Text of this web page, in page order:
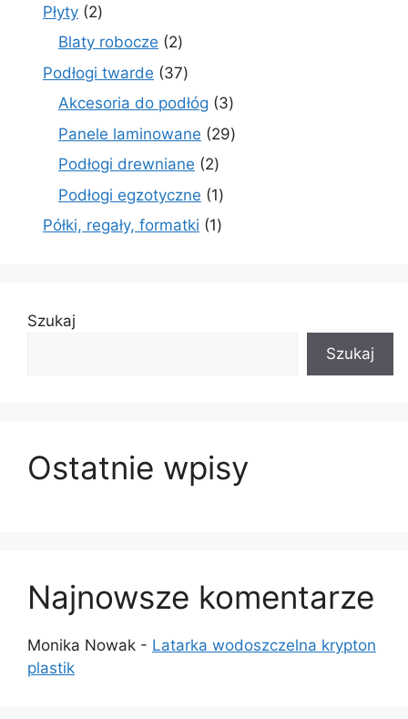
Płyty 22
produkty
Blaty robocze 22
produkty
Podłogi twarde 3737
produktów
Akcesoria do podłóg 33
produkty
Panele laminowane 2929
Podłogi drewniane 22
produkty
Podłogi egzotyczne 11
produkt
Półki, regały, formatki 11
Szukaj
Szukaj
Ostatnie wpisy
Najnowsze komentarze
Monika Nowak - Latarka wodoszczelna krypton
plastik